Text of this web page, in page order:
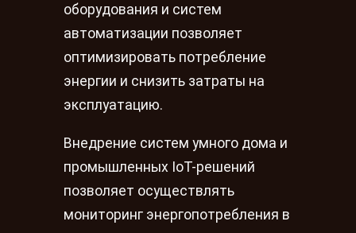
оборудования и систем
автоматизации позволяет
оптимизировать потребление
энергии и снизить затраты на
эксплуатацию.
Внедрение систем умного дома и
промышленных IoT-решений
позволяет осуществлять
мониторинг энергопотребления в